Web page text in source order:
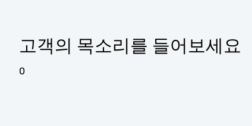
고객의 목소리를 들어보세요
0